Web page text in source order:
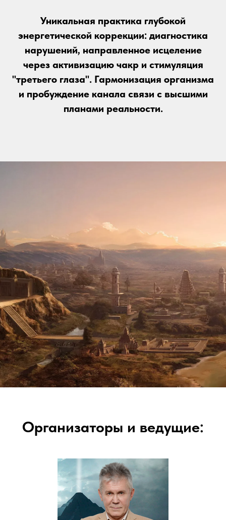
Уникальная практика глубокой
энергетической коррекции: диагностика
нарушений, направленное исцеление
через активизацию чакр и стимуляция
"третьего глаза". Гармонизация организма
и пробуждение канала связи с высшими
планами реальности.
Организаторы и ведущие: